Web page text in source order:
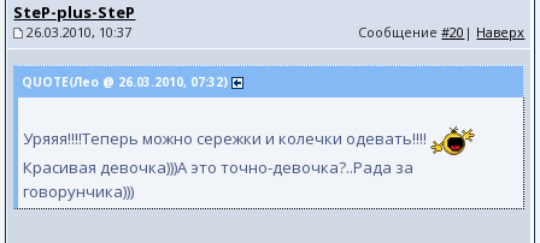
SteP-plus-SteP
26.03.2010, 10:37 Сообщение#20 | Наверх
QUOTE(Лео @ 26.03.2010, 07:32)
Уряяя!!!!Теперь можно сережки и колечки одевать!!!!
Красивая девочка)))А это точно-девочка?..Рада за
говорунчика)))